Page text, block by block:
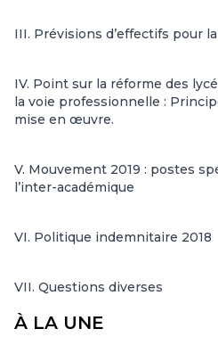
III. Prévisions d’effectifs pour
IV. Point sur la réforme des
la voie professionnelle :
mise en œuvre.
V. Mouvement 2019 : postes
l’inter-académique
VI. Politique indemnitaire 2018
VII. Questions diverses
À LA UNE